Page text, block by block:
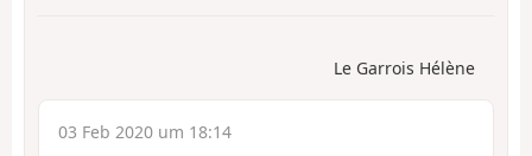
Le Garrois Hélène
03 Feb 2020 um 18:14